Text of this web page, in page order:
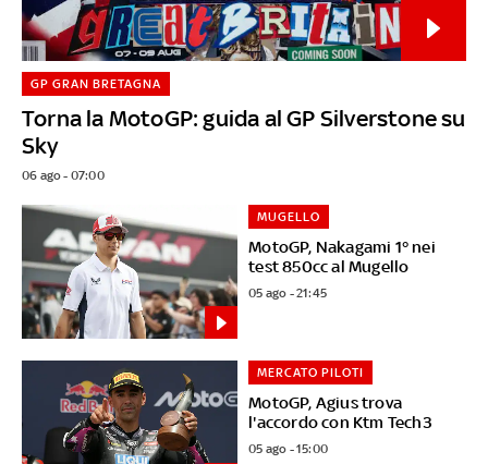
Torna la MotoGP: guida al GP Silverstone su
Sky
GP GRAN BRETAGNA
06 ago - 07:00
MotoGP, Nakagami 1° nei
test 850cc al Mugello
MUGELLO
05 ago - 21:45
MotoGP, Agius trova
l'accordo con Ktm Tech3
MERCATO PILOTI
05 ago - 15:00